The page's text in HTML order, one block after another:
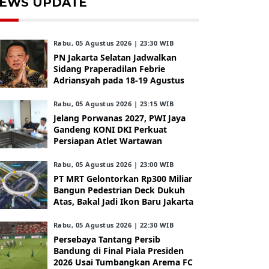
Rabu, 05 Agustus 2026 | 23:30 WIB
PN Jakarta Selatan Jadwalkan
Sidang Praperadilan Febrie
Adriansyah pada 18-19 Agustus
Rabu, 05 Agustus 2026 | 23:15 WIB
Jelang Porwanas 2027, PWI Jaya
Gandeng KONI DKI Perkuat
Persiapan Atlet Wartawan
Rabu, 05 Agustus 2026 | 23:00 WIB
PT MRT Gelontorkan Rp300 Miliar
Bangun Pedestrian Deck Dukuh
Atas, Bakal Jadi Ikon Baru Jakarta
Rabu, 05 Agustus 2026 | 22:30 WIB
Persebaya Tantang Persib
Bandung di Final Piala Presiden
2026 Usai Tumbangkan Arema FC